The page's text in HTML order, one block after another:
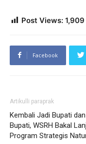
Post Views: 1,909
Facebook
Artikulli paraprak
Kembali Jadi Bupati
Bupati, WSRH Bakal
Program Strategis